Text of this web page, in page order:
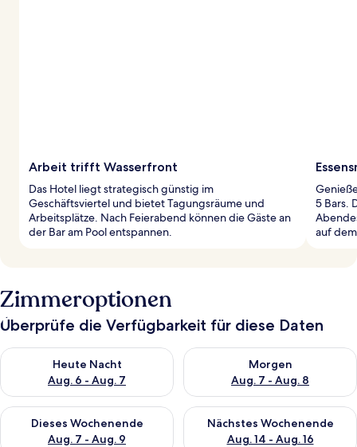
Arbeit trifft Wasserfront
Das Hotel liegt strategisch günstig im
Geschäftsviertel und bietet Tagungsräume und
Arbeitsplätze. Nach Feierabend können die Gäste an
der Bar am Pool entspannen.
5 Bars.
auf
Zimmeroptionen
Überprüfe die Verfügbarkeit für diese Daten
Heute Nacht
Aug. 6 - Aug. 7
Überprüfe die Verfügbarkeit für heute Nacht, Aug. 6 - Aug. 7.
Morgen
Aug. 7 - Aug. 8
Überprüfe die Verfügbarkeit
Dieses Wochenende
Aug. 7 - Aug. 9
Überprüfe die Verfügbarkeit für dieses Wochenende, Aug. 7
Nächstes Wochenende
Aug. 14 - Aug. 16
Überprüfe die Verfügbarkeit